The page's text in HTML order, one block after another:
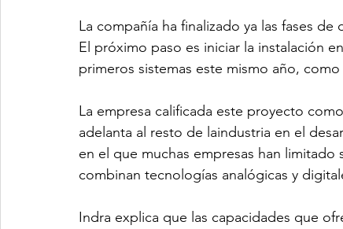
La compañía ha finalizado ya las fases
El próximo paso es iniciar la instalación
primeros sistemas este mismo año,
La empresa calificada este proyecto
adelanta al resto de laindustria en el
en el que muchas empresas han
combinan tecnologías analógicas y
Indra explica que las capacidades que